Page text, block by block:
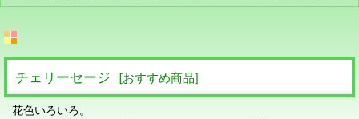
チェリーセージ [おすすめ商品]
花色いろいろ。